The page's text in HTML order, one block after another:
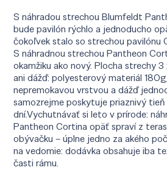
S náhradou strechou Blumfeldt
bude pavilón rýchlo a jednoducho
čokoľvek stalo so strechou pavilónu
S náhradnou strechou Pantheon
okamžiku ako nový. Plocha strechy
ani dážď: polyesterový materiál
nepremokavou vrstvou a dážď
samozrejme poskytuje priaznivý tieň
dní.Vychutnávať si leto v prírode:
Pantheon Cortina opäť spraví z
obývačku – úplne jedno za akého
na vedomie: dodávka obsahuje iba
časti rámu.